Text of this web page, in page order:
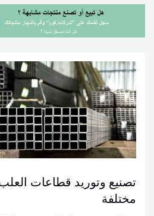
تصنيع وتوريد قطاعات
مختلفة